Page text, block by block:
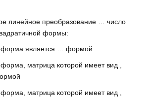
линейное преобразование … число
формы:
форма является … формой
матрица которой имеет вид ,
матрица которой имеет вид ,